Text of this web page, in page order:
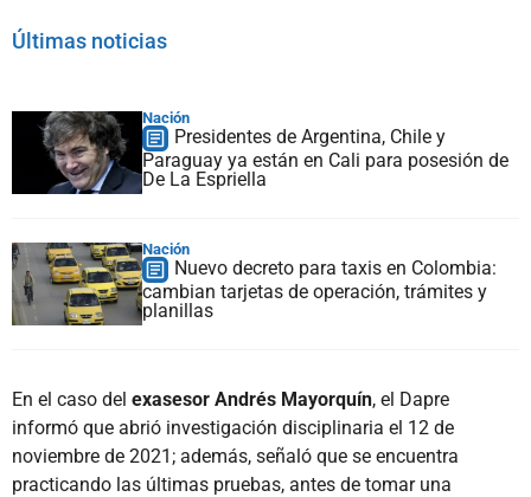
Últimas noticias
Nación
Presidentes de Argentina, Chile y
Paraguay ya están en Cali para posesión de
De La Espriella
Nación
Nuevo decreto para taxis en Colombia:
cambian tarjetas de operación, trámites y
planillas
En el caso del exasesor Andrés Mayorquín, el Dapre
informó que abrió investigación disciplinaria el 12 de
noviembre de 2021; además, señaló que se encuentra
practicando las últimas pruebas, antes de tomar una